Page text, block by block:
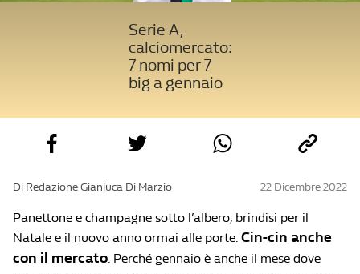
Serie A,
calciomercato:
7 nomi per 7
big a gennaio
Di Redazione Gianluca Di Marzio 22 Dicembre 2022
Panettone e champagne sotto l’albero, brindisi per il
Natale e il nuovo anno ormai alle porte. Cin-cin anche
con il mercato. Perché gennaio è anche il mese dove